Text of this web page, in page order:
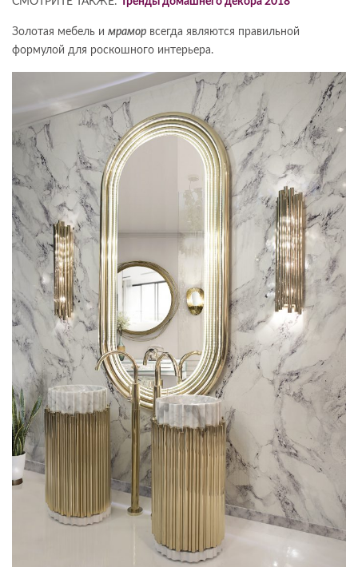
Золотая мебель и мрамор всегда являются правильной
формулой для роскошного интерьера.